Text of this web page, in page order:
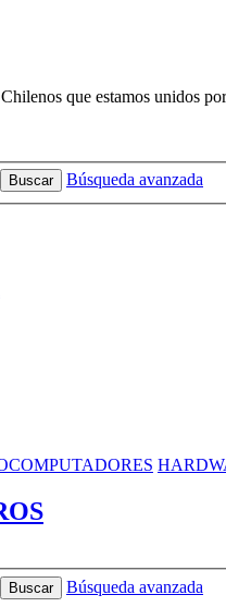
que estamos unidos
Buscar Búsqueda avanzada
Buscar
Búsqueda avanzada